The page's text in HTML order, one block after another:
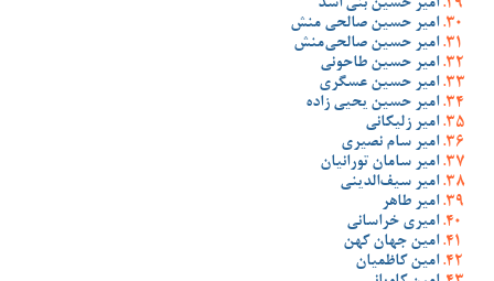
امیر حسین بنی اسد
امیر حسین صالحی منش
امیر حسین صالحی‌منش
امیر حسین طاحونی
امیر حسین عسگری
امیر حسین یحیی زاده
امیر زلیکانی
امیر سام نصیری
امیر سامان تورانیان
امیر سیف‌الدینی
امیر طاهر
امیری خراسانی
امین جهان کهن
امین کاظمیان